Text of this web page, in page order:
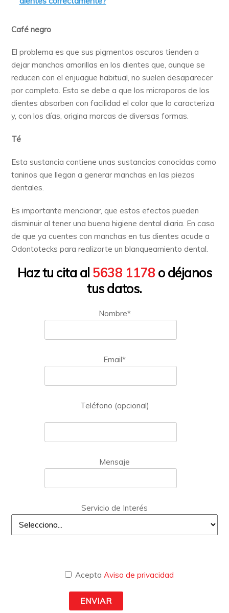
Café negro
El problema es que sus pigmentos oscuros tienden a
dejar manchas amarillas en los dientes que, aunque se
reducen con el enjuague habitual, no suelen desaparecer
por completo. Esto se debe a que los microporos de los
dientes absorben con facilidad el color que lo caracteriza
y, con los días, origina marcas de diversas formas.
Té
Esta sustancia contiene unas sustancias conocidas como
taninos que llegan a generar manchas en las piezas
dentales.
Es importante mencionar, que estos efectos pueden
disminuir al tener una buena higiene dental diaria. En caso
de que ya cuentes con manchas en tus dientes acude a
Odontotecks para realizarte un blanqueamiento dental.
Haz tu cita al 5638 1178 o déjanos
tus datos.
Nombre*
Email*
Teléfono (opcional)
Mensaje
Servicio de Interés
AceptaAviso de privacidad